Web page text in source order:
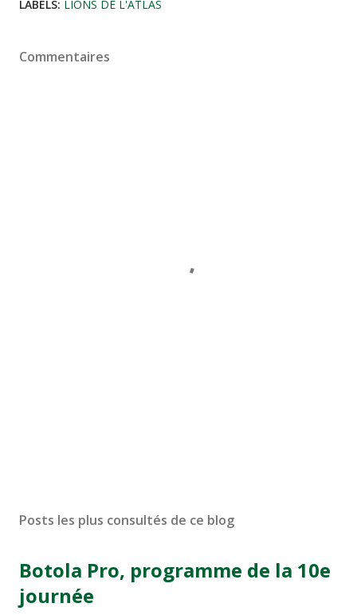
LABELS: LIONS DE L'ATLAS
Commentaires
Posts les plus consultés de ce blog
Botola Pro, programme de la 10e
journée